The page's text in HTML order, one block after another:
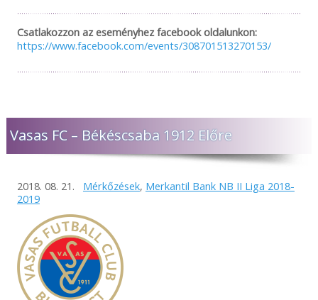
Csatlakozzon az eseményhez facebook oldalunkon:
https://www.facebook.com/events/308701513270153/
Vasas FC – Békéscsaba 1912 Előre
2018. 08. 21. Mérkőzések, Merkantil Bank NB II Liga 2018-
2019